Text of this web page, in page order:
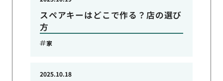
スペアキーはどこで作る？店の選び
方
家
2025.10.18